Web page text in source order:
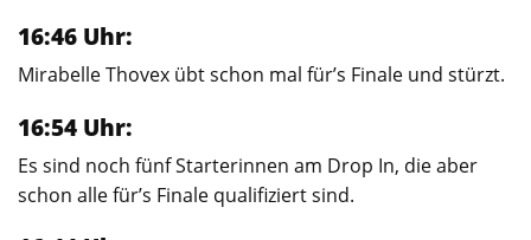
16:46 Uhr:
Mirabelle Thovex übt schon mal für’s Finale und stürzt.
16:54 Uhr:
Es sind noch fünf Starterinnen am Drop In, die aber
schon alle für’s Finale qualifiziert sind.